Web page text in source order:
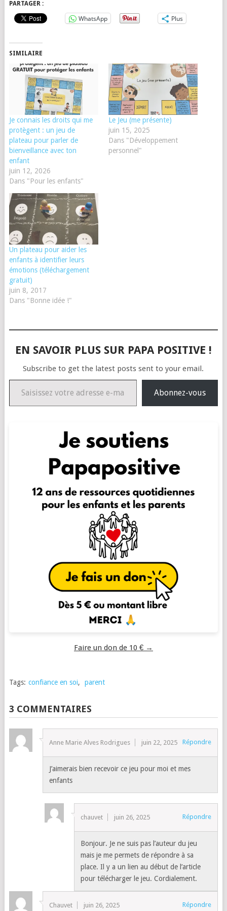
PARTAGER :
WhatsApp Plus
SIMILAIRE
Je connais les droits qui me
protègent : un jeu de
plateau pour parler de
bienveillance avec ton
enfant
juin 12, 2026
Dans "Pour les enfants"
Le Jeu (me présente)
juin 15, 2025
Dans "Développement
personnel"
Un plateau pour aider les
enfants à identifier leurs
émotions (téléchargement
gratuit)
juin 8, 2017
Dans "Bonne idée !"
EN SAVOIR PLUS SUR PAPA POSITIVE !
Subscribe to get the latest posts sent to your email.
Saisissez votre adresse e-mail…
Abonnez-vous
Faire un don de 10 € →
Tags: confiance en soi, parent
3 COMMENTAIRES
Anne Marie Alves Rodrigues juin 22, 2025 Répondre
J’aimerais bien recevoir ce jeu pour moi et mes
enfants
chauvet juin 26, 2025 Répondre
Bonjour. Je ne suis pas l’auteur du jeu
mais je me permets de répondre à sa
place. Il y a un lien au début de l’article
pour télécharger le jeu. Cordialement.
Chauvet juin 26, 2025 Répondre